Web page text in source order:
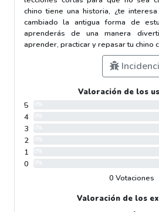
chino tiene una historia, ¿te
cambiado la antigua forma de
aprenderás de una manera
aprender, practicar y repasar tu chino
Valoración de los
5
4
3
2
1
0
0 Votaciones
Valoración de los